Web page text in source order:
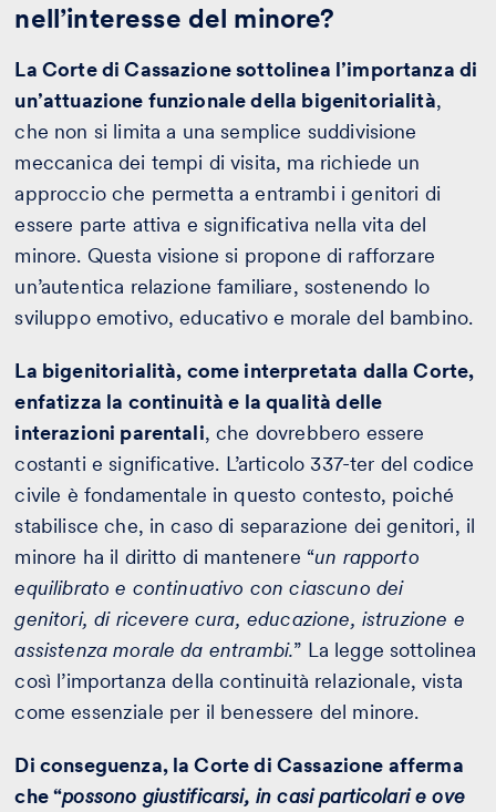
nell’interesse del minore?
La Corte di Cassazione sottolinea l’importanza di
un’attuazione funzionale della bigenitorialità,
che non si limita a una semplice suddivisione
meccanica dei tempi di visita, ma richiede un
approccio che permetta a entrambi i genitori di
essere parte attiva e significativa nella vita del
minore. Questa visione si propone di rafforzare
un’autentica relazione familiare, sostenendo lo
sviluppo emotivo, educativo e morale del bambino.
La bigenitorialità, come interpretata dalla Corte,
enfatizza la continuità e la qualità delle
interazioni parentali, che dovrebbero essere
costanti e significative. L’articolo 337-ter del codice
civile è fondamentale in questo contesto, poiché
stabilisce che, in caso di separazione dei genitori, il
minore ha il diritto di mantenere “un rapporto
equilibrato e continuativo con ciascuno dei
genitori, di ricevere cura, educazione, istruzione e
assistenza morale da entrambi.” La legge sottolinea
così l’importanza della continuità relazionale, vista
come essenziale per il benessere del minore.
Di conseguenza, la Corte di Cassazione afferma
che “possono giustificarsi, in casi particolari e ove